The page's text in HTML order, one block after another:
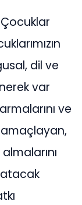
dil ve
var
ve